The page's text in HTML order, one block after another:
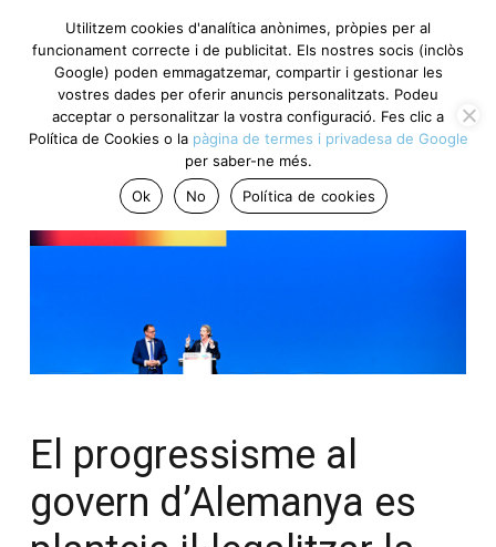
El progressisme al
govern d’Alemanya es
Utilitzem cookies d'analítica anònimes, pròpies per al
funcionament correcte i de publicitat. Els nostres socis (inclòs
Google) poden emmagatzemar, compartir i gestionar les
vostres dades per oferir anuncis personalitzats. Podeu
acceptar o personalitzar la vostra configuració. Fes clic a
Política de Cookies o la pàgina de termes i privadesa de Google
per saber-ne més.
Ok
No Política de cookies